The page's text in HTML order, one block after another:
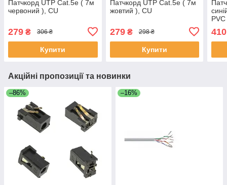
Патчкорд UTP Cat.5e ( 7м
червоний ), CU
279 ₴ 306 ₴
Купити
Патчкорд UTP Cat.5e ( 7м
жовтий ), CU
279₴ 298 ₴
Купити
410
Акційні пропозиції та новинки
–86% –16%